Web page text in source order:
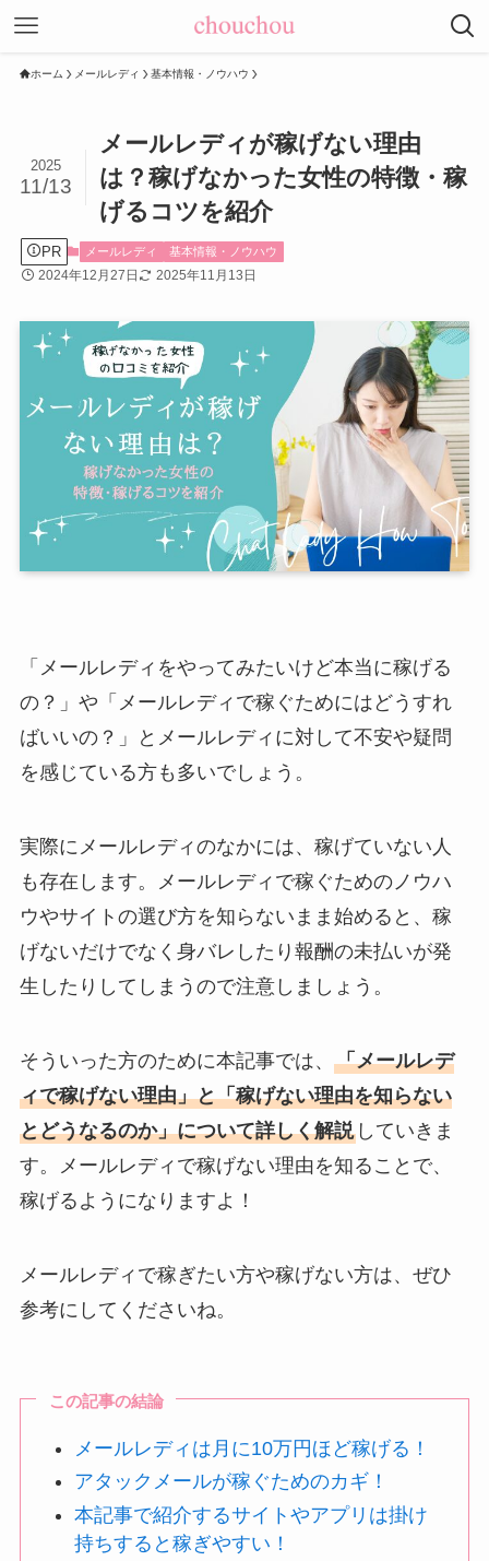
ホーム メールレディ 基本情報・ノウハウ
メールレディが稼げない理由
は？稼げなかった女性の特徴・稼
げるコツを紹介
2025
11/13
PR メールレディ 基本情報・ノウハウ
2024年12月27日 2025年11月13日
「メールレディをやってみたいけど本当に稼げる
の？」や「メールレディで稼ぐためにはどうすれ
ばいいの？」とメールレディに対して不安や疑問
を感じている方も多いでしょう。
実際にメールレディのなかには、稼げていない人
も存在します。メールレディで稼ぐためのノウハ
ウやサイトの選び方を知らないまま始めると、稼
げないだけでなく身バレしたり報酬の未払いが発
生したりしてしまうので注意しましょう。
そういった方のために本記事では、 「メールレデ
ィで稼げない理由」と「稼げない理由を知らない
とどうなるのか」について詳しく解説していきま
す。メールレディで稼げない理由を知ることで、
稼げるようになりますよ！
メールレディで稼ぎたい方や稼げない方は、ぜひ
参考にしてくださいね。
この記事の結論
メールレディは月に10万円ほど稼げる！
アタックメールが稼ぐためのカギ！
本記事で紹介するサイトやアプリは掛け
持ちすると稼ぎやすい！